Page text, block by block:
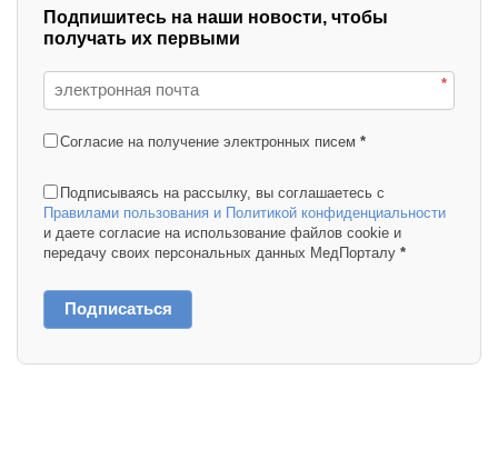
Подпишитесь на наши новости, чтобы
получать их первыми
*
Согласие на получение электронных писем *
Подписываясь на рассылку, вы соглашаетесь с
Правилами пользования и Политикой конфиденциальности
и даете согласие на использование файлов cookie и
передачу своих персональных данных МедПорталу *
Подписаться